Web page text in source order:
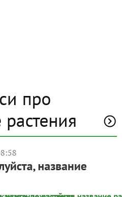
про
название